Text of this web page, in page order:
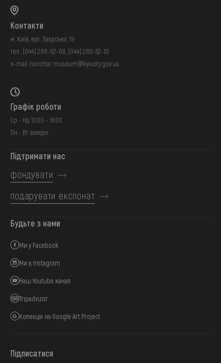
Контакти
м. Київ, вул. Лаврська, 19
тел.: (044) 288-92-68 (044) 280-52-10
e-mail: honchar.museum@kyivcity.gov.ua
Графік роботи
Ср - Нд: 10:00 - 18:00
Пн - Вт: вихідні
Підтримати нас
фондувати
подарувати експонат
Будьте з нами
Ми у Facebook
Ми в Instagram
Наш Youtube канал
Tripadvizor
Колекція на Google Art Project
Підписатися